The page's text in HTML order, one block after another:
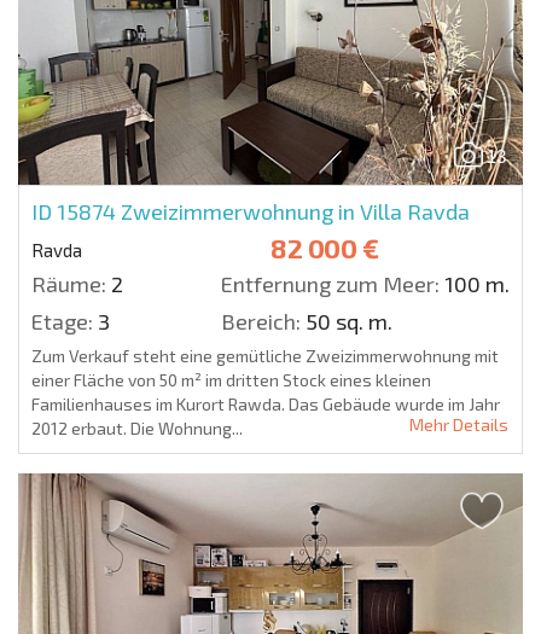
13
ID 15874 Zweizimmerwohnung in Villa Ravda
Ravda 82 000 €
Räume: 2 Entfernung zum Meer: 100 m.
Etage: 3 Bereich: 50 sq. m.
Zum Verkauf steht eine gemütliche Zweizimmerwohnung mit
einer Fläche von 50 m² im dritten Stock eines kleinen
Familienhauses im Kurort Rawda. Das Gebäude wurde im Jahr
2012 erbaut. Die Wohnung...
Mehr Details